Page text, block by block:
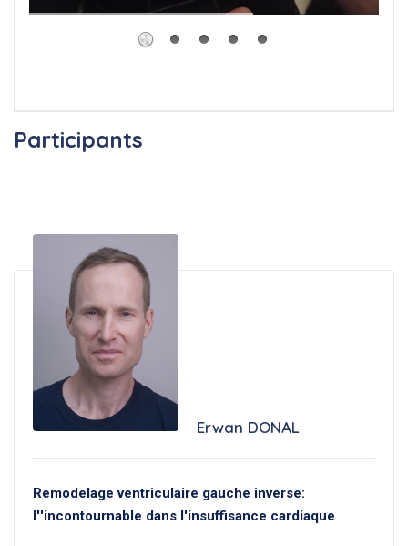
Participants
Erwan DONAL
Remodelage ventriculaire gauche inverse:
l''incontournable dans l'insuffisance cardiaque